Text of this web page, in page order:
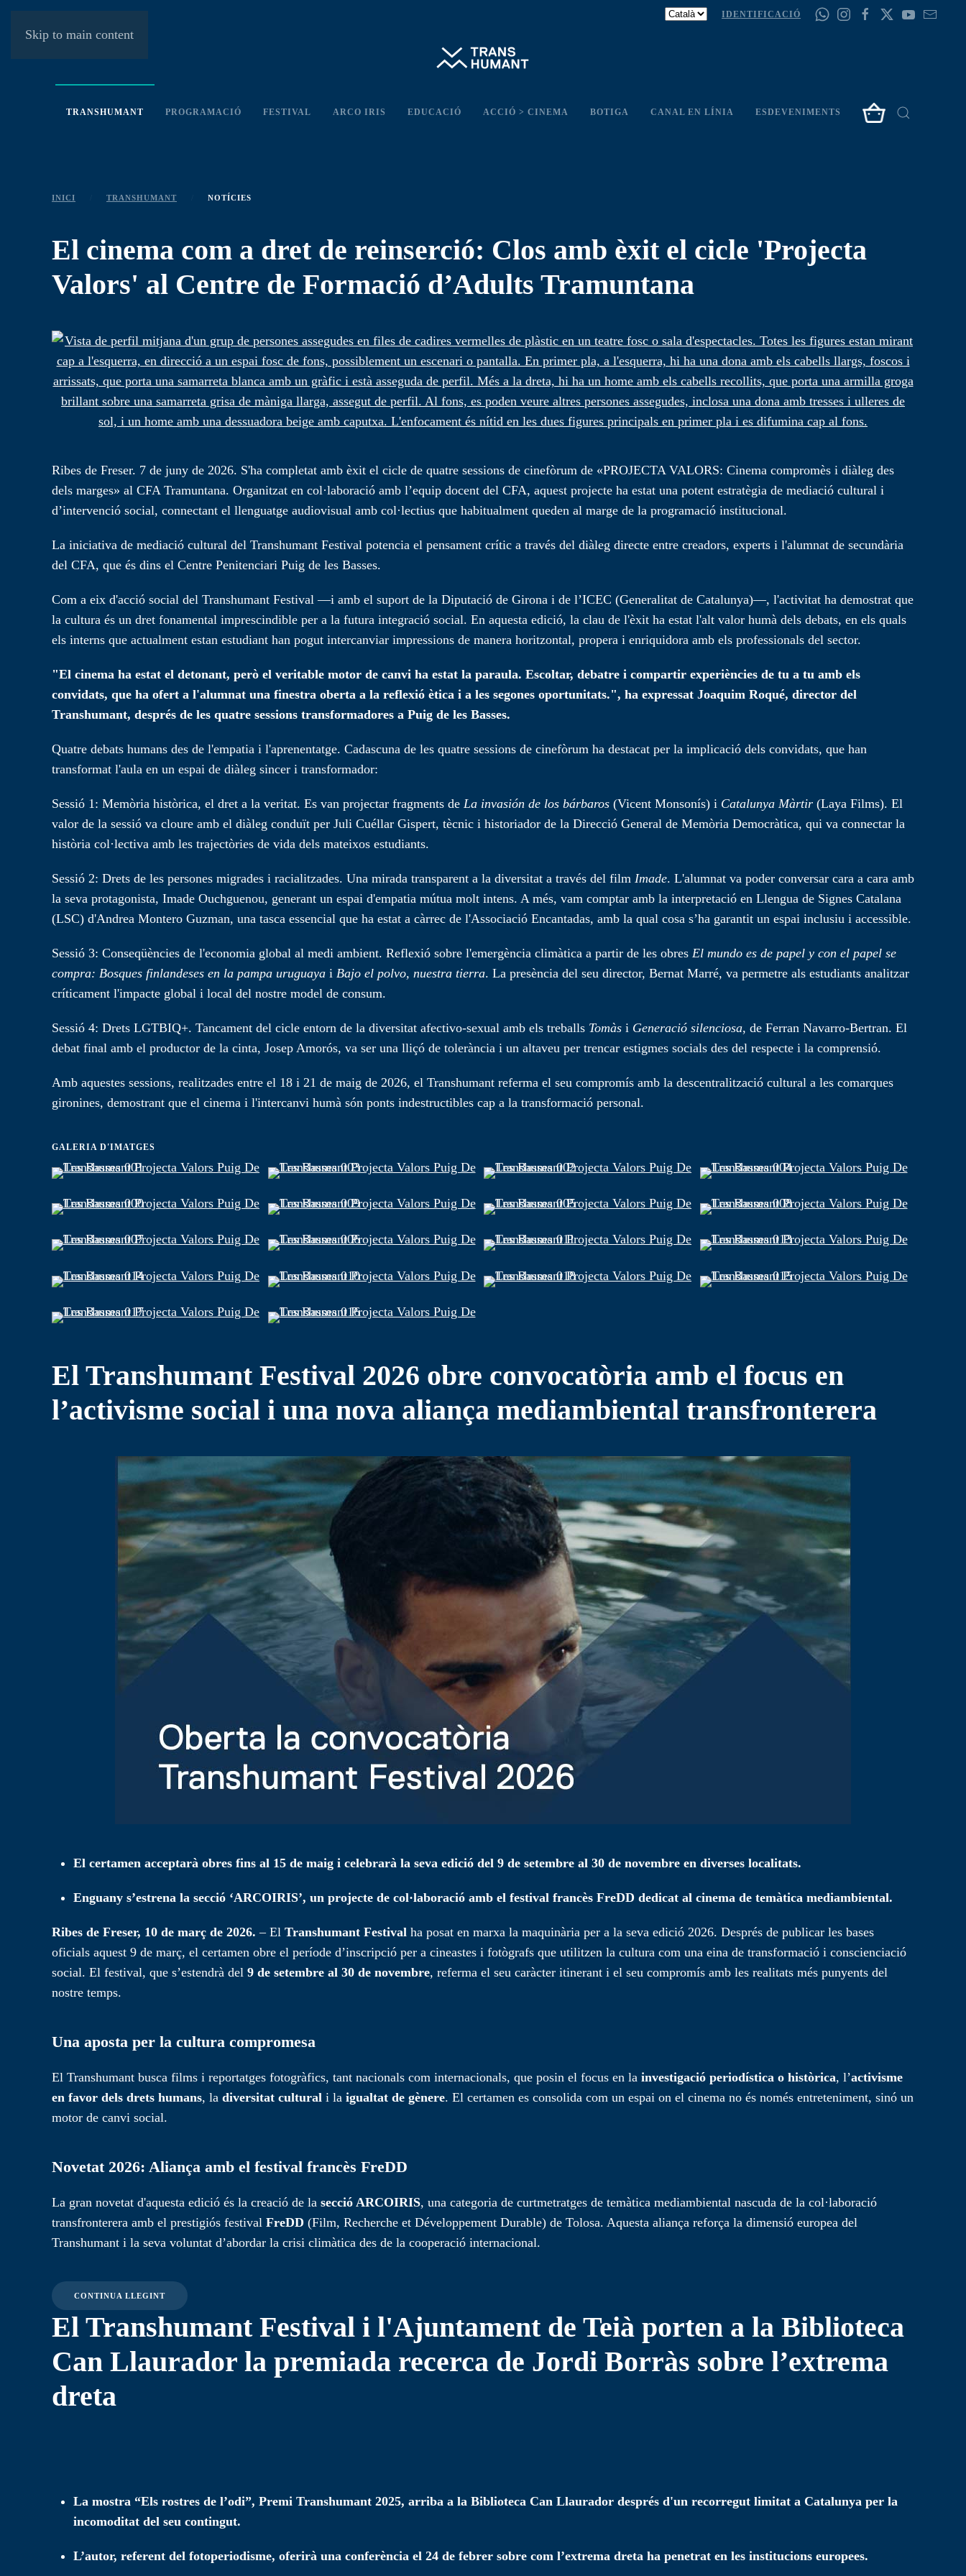
Skip to main content
IDENTIFICACIÓ
TRANSHUMANT PROGRAMACIÓ FESTIVAL ARCO IRIS EDUCACIÓ ACCIÓ > CINEMA BOTIGA CANAL EN LÍNIA ESDEVENIMENTS
INICI TRANSHUMANT NOTÍCIES
El cinema com a dret de reinserció: Clos amb èxit el cicle 'Projecta
Valors' al Centre de Formació d’Adults Tramuntana
Ribes de Freser. 7 de juny de 2026. S'ha completat amb èxit el cicle de quatre sessions de cinefòrum de «PROJECTA VALORS: Cinema compromès i diàleg des
dels marges» al CFA Tramuntana. Organitzat en col·laboració amb l’equip docent del CFA, aquest projecte ha estat una potent estratègia de mediació cultural i
d’intervenció social, connectant el llenguatge audiovisual amb col·lectius que habitualment queden al marge de la programació institucional.
La iniciativa de mediació cultural del Transhumant Festival potencia el pensament crític a través del diàleg directe entre creadors, experts i l'alumnat de secundària
del CFA, que és dins el Centre Penitenciari Puig de les Basses.
Com a eix d'acció social del Transhumant Festival —i amb el suport de la Diputació de Girona i de l’ICEC (Generalitat de Catalunya)—, l'activitat ha demostrat que
la cultura és un dret fonamental imprescindible per a la futura integració social. En aquesta edició, la clau de l'èxit ha estat l'alt valor humà dels debats, en els quals
els interns que actualment estan estudiant han pogut intercanviar impressions de manera horitzontal, propera i enriquidora amb els professionals del sector.
"El cinema ha estat el detonant, però el veritable motor de canvi ha estat la paraula. Escoltar, debatre i compartir experiències de tu a tu amb els
convidats, que ha ofert a l'alumnat una finestra oberta a la reflexió ètica i a les segones oportunitats.", ha expressat Joaquim Roqué, director del
Transhumant, després de les quatre sessions transformadores a Puig de les Basses.
Quatre debats humans des de l'empatia i l'aprenentatge. Cadascuna de les quatre sessions de cinefòrum ha destacat per la implicació dels convidats, que han
transformat l'aula en un espai de diàleg sincer i transformador:
Sessió 1: Memòria històrica, el dret a la veritat. Es van projectar fragments de La invasión de los bárbaros (Vicent Monsonís) i Catalunya Màrtir (Laya Films). El
valor de la sessió va cloure amb el diàleg conduït per Juli Cuéllar Gispert, tècnic i historiador de la Direcció General de Memòria Democràtica, qui va connectar la
història col·lectiva amb les trajectòries de vida dels mateixos estudiants.
Sessió 2: Drets de les persones migrades i racialitzades. Una mirada transparent a la diversitat a través del film Imade. L'alumnat va poder conversar cara a cara amb
la seva protagonista, Imade Ouchguenou, generant un espai d'empatia mútua molt intens. A més, vam comptar amb la interpretació en Llengua de Signes Catalana
(LSC) d'Andrea Montero Guzman, una tasca essencial que ha estat a càrrec de l'Associació Encantadas, amb la qual cosa s’ha garantit un espai inclusiu i accessible.
Sessió 3: Conseqüències de l'economia global al medi ambient. Reflexió sobre l'emergència climàtica a partir de les obres El mundo es de papel y con el papel se
compra: Bosques finlandeses en la pampa uruguaya i Bajo el polvo, nuestra tierra. La presència del seu director, Bernat Marré, va permetre als estudiants analitzar
críticament l'impacte global i local del nostre model de consum.
Sessió 4: Drets LGTBIQ+. Tancament del cicle entorn de la diversitat afectivo-sexual amb els treballs Tomàs i Generació silenciosa, de Ferran Navarro-Bertran. El
debat final amb el productor de la cinta, Josep Amorós, va ser una lliçó de tolerància i un altaveu per trencar estigmes socials des del respecte i la comprensió.
Amb aquestes sessions, realitzades entre el 18 i 21 de maig de 2026, el Transhumant referma el seu compromís amb la descentralització cultural a les comarques
gironines, demostrant que el cinema i l'intercanvi humà són ponts indestructibles cap a la transformació personal.
GALERIA D'IMATGES
El Transhumant Festival 2026 obre convocatòria amb el focus en
l’activisme social i una nova aliança mediambiental transfronterera
El certamen acceptarà obres fins al 15 de maig i celebrarà la seva edició del 9 de setembre al 30 de novembre en diverses localitats.
Enguany s’estrena la secció ‘ARCOIRIS’, un projecte de col·laboració amb el festival francès FreDD dedicat al cinema de temàtica mediambiental.
Ribes de Freser, 10 de març de 2026. – El Transhumant Festival ha posat en marxa la maquinària per a la seva edició 2026. Després de publicar les bases
oficials aquest 9 de març, el certamen obre el període d’inscripció per a cineastes i fotògrafs que utilitzen la cultura com una eina de transformació i conscienciació
social. El festival, que s’estendrà del 9 de setembre al 30 de novembre, referma el seu caràcter itinerant i el seu compromís amb les realitats més punyents del
nostre temps.
Una aposta per la cultura compromesa
El Transhumant busca films i reportatges fotogràfics, tant nacionals com internacionals, que posin el focus en la investigació periodística o històrica, l’activisme
en favor dels drets humans, la diversitat cultural i la igualtat de gènere. El certamen es consolida com un espai on el cinema no és només entreteniment, sinó un
motor de canvi social.
Novetat 2026: Aliança amb el festival francès FreDD
La gran novetat d'aquesta edició és la creació de la secció ARCOIRIS, una categoria de curtmetratges de temàtica mediambiental nascuda de la col·laboració
transfronterera amb el prestigiós festival FreDD (Film, Recherche et Développement Durable) de Tolosa. Aquesta aliança reforça la dimensió europea del
Transhumant i la seva voluntat d’abordar la crisi climàtica des de la cooperació internacional.
CONTINUA LLEGINT
El Transhumant Festival i l'Ajuntament de Teià porten a la Biblioteca
Can Llaurador la premiada recerca de Jordi Borràs sobre l’extrema
dreta
La mostra “Els rostres de l’odi”, Premi Transhumant 2025, arriba a la Biblioteca Can Llaurador després d'un recorregut limitat a Catalunya per la
incomoditat del seu contingut.
L’autor, referent del fotoperiodisme, oferirà una conferència el 24 de febrer sobre com l’extrema dreta ha penetrat en les institucions europees.